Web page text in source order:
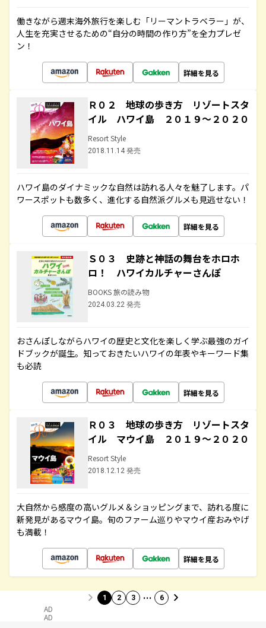
働きながら週末海外旅行を楽しむ「リーマントラベラー」が、
人生を充実させるための“自分の時間の作り方”を全力プレゼ
ン！
詳細を見る
Ｒ０２ 地球の歩き方 リゾートスタ
イル ハワイ島 ２０１９～２０２０
Resort Style
2018.11.14 発売
ハワイ島のダイナミックな自然は訪れる人々を魅了します。パ
ワースポットも数多く、進化する自然派グルメも見逃せない！
詳細を見る
Ｓ０３ 史跡と神話の舞台をホロホ
ロ！ ハワイカルチャーさんぽ
BOOKS 旅の読み物
2024.03.22 発売
おさんぽしながらハワイの歴史と文化を楽しく学ぶ最強のガイ
ドブックが誕生。知っておきたいハワイの年表やキーワード集
も必読
詳細を見る
Ｒ０３ 地球の歩き方 リゾートスタ
イル マウイ島 ２０１９～２０２０
Resort Style
2018.12.12 発売
大自然から感度の高いグルメ＆ショッピングまで、訪れる度に
新発見があるマウイ島。旬のファーム巡りやマウイ産おみやげ
も満載！
詳細を見る
1 2 3 … 6
AD
AD